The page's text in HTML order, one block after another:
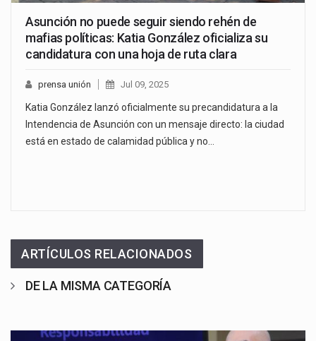
Asunción no puede seguir siendo rehén de
mafias políticas: Katia González oficializa su
candidatura con una hoja de ruta clara
prensa unión Jul 09, 2025
Katia González lanzó oficialmente su precandidatura a la
Intendencia de Asunción con un mensaje directo: la ciudad
está en estado de calamidad pública y no…
ARTÍCULOS RELACIONADOS
DE LA MISMA CATEGORÍA